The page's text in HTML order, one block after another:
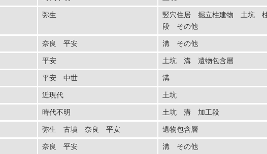
弥生
竪穴住居 掘立柱建物 土坑
段 その他
奈良 平安 溝 その他
平安 土坑 溝 遺物包含層
平安 中世 溝
近現代 土坑
時代不明 土坑 溝 加工段
弥生 古墳 奈良 平安 遺物包含層
奈良 平安 溝 その他